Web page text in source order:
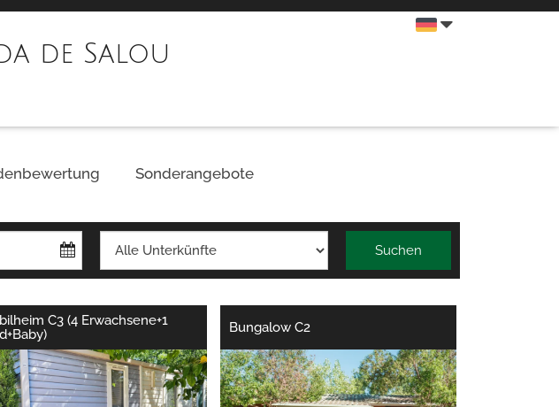
de Salou
Sonderangebote
Suchen
C3 (4 Erwachsene+1
Bungalow C2